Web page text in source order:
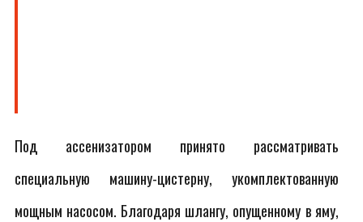
Под ассенизатором принято рассматривать
специальную машину-цистерну, укомплектованную
мощным насосом. Благодаря шлангу, опущенному в яму,